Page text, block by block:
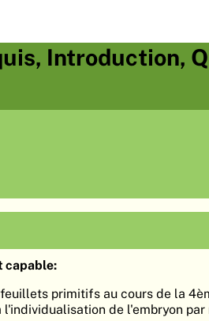
Introduction,
capable:
primitifs au cours de la
de l'embryon par